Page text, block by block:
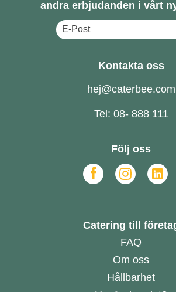
andra erbjudanden i vårt
Kontakta oss
hej@caterbee.com
Tel: 08- 888 111
Följ oss
Catering till
FAQ
Om oss
Hållbarhet